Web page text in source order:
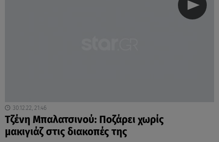
30.12.22, 21:46
Τζένη Μπαλατσινού: Ποζάρει χωρίς
μακιγιάζ στις διακοπές της